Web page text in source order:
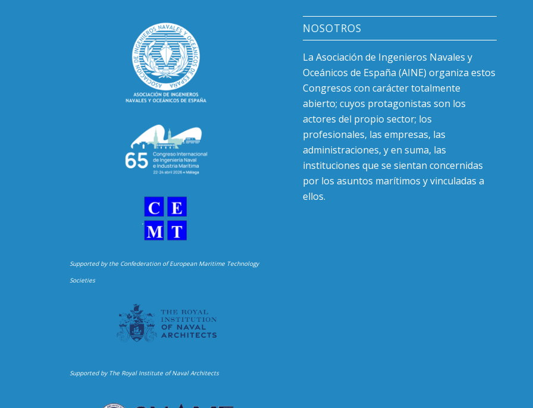
Supported by the Confederation of European Maritime Technology
Societies
Supported by The Royal Institute of Naval Architects
NOSOTROS
La Asociación de Ingenieros Navales y
Oceánicos de España (AINE) organiza estos
Congresos con carácter totalmente
abierto; cuyos protagonistas son los
actores del propio sector; los
profesionales, las empresas, las
administraciones, y en suma, las
instituciones que se sientan concernidas
por los asuntos marítimos y vinculadas a
ellos.